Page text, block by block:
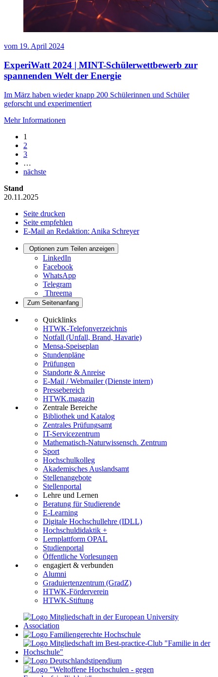
vom 19. April 2024
ExperiWatt 2024 | MINT-Schülerwettbewerb zur
spannenden Welt der Energie
Im März haben wieder knapp 200 Schülerinnen und Schüler
geforscht und experimentiert
Mehr Informationen
1
2
3
…
nächste
Stand
20.11.2025
Seite drucken
Seite empfehlen
E-Mail an Redaktion: Anika Schreyer
Optionen zum Teilen anzeigen
LinkedIn
Facebook
WhatsApp
Telegram
Threema
Zum Seitenanfang
Quicklinks
HTWK-Telefonverzeichnis
Notfall (Unfall, Brand, Havarie)
Mensa-Speiseplan
Stundenpläne
Prüfungen
Standorte & Anreise
E-Mail / Webmailer (Dienste intern)
Pressebereich
HTWK.magazin
Zentrale Bereiche
Bibliothek und Katalog
Zentrales Prüfungsamt
IT-Servicezentrum
Mathematisch-Naturwissensch. Zentrum
Sport
Hochschulkolleg
Akademisches Auslandsamt
Stellenangebote
Stellenportal
Lehre und Lernen
Beratung für Studierende
E-Learning
Digitale Hochschullehre (IDLL)
Hochschuldidaktik +
Lernplattform OPAL
Studienportal
Öffentliche Vorlesungen
engagiert & verbunden
Alumni
Graduiertenzentrum (GradZ)
HTWK-Förderverein
HTWK-Stiftung